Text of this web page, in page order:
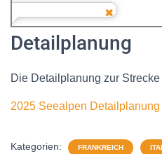
Detailplanung
Die Detailplanung zur
2025 Seealpen Detailplanung
Kategorien: FRANKREICH